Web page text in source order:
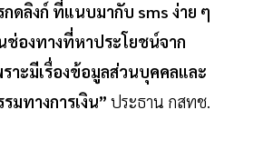
ดลิงก์ ที่แนบมากับ sms ง่าย ๆ
องทางที่หาประโยชน์จาก
าะมีเรื่องข้อมูลส่วนบุคคลและ
มทางการเงิน” ประธาน กสทช.